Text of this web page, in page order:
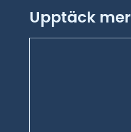
Upptäck mer